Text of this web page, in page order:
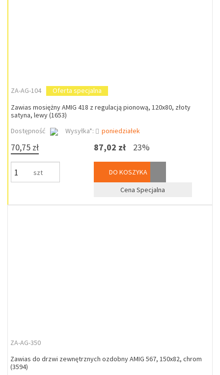
ZA-AG-104
Oferta specjalna
Zawias mosiężny AMIG 418 z regulacją pionową, 120x80, złoty
satyna, lewy (1653)
Dostępność
Wysyłka*: poniedziałek
70,75 zł
szt
87,02 zł 23%
DO KOSZYKA
Cena Specjalna
ZA-AG-350
Zawias do drzwi zewnętrznych ozdobny AMIG 567, 150x82, chrom
(3594)